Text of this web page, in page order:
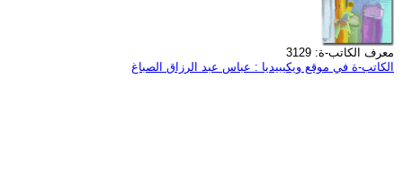
معرف الكاتب-ة: 3129
الكاتب-ة في موقع ويكيبيديا : عباس عبد الرزاق الصباغ